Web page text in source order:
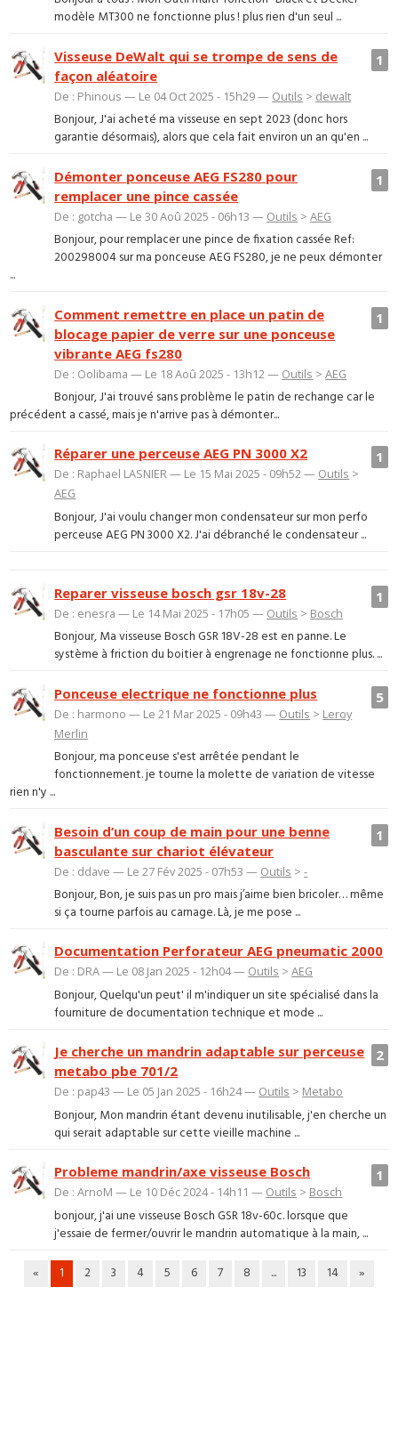
modèle MT300 ne fonctionne plus ! plus rien d'un seul ...
1
Visseuse DeWalt qui se trompe de sens de
façon aléatoire
De : Phinous — Le 04 Oct 2025 - 15h29 — Outils > dewalt
Bonjour, J'ai acheté ma visseuse en sept 2023 (donc hors
garantie désormais), alors que cela fait environ un an qu'en ...
1
Démonter ponceuse AEG FS280 pour
remplacer une pince cassée
De : gotcha — Le 30 Aoû 2025 - 06h13 — Outils >AEG
Bonjour, pour remplacer une pince de fixation cassée Ref:
200298004 sur ma ponceuse AEG FS280, je ne peux démonter
...
1
Comment remettre en place un patin de
blocage papier de verre sur une ponceuse
vibrante AEG fs280
De : Oolibama — Le 18 Aoû 2025 - 13h12 — Outils >AEG
Bonjour, J'ai trouvé sans problème le patin de rechange car le
précédent a cassé, mais je n'arrive pas à démonter...
1
Réparer une perceuse AEG PN 3000 X2
De : Raphael LASNIER — Le 15 Mai 2025 - 09h52 — Outils >
AEG
Bonjour, J'ai voulu changer mon condensateur sur mon perfo
perceuse AEG PN 3000 X2. J'ai débranché le condensateur ...
1
Reparer visseuse bosch gsr 18v-28
De : enesra — Le 14 Mai 2025 - 17h05 — Outils > Bosch
Bonjour, Ma visseuse Bosch GSR 18V-28 est en panne. Le
système à friction du boitier à engrenage ne fonctionne plus. ...
5
Ponceuse electrique ne fonctionne plus
De : harmono — Le 21 Mar 2025 - 09h43 — Outils > Leroy
Merlin
Bonjour, ma ponceuse s'est arrêtée pendant le
fonctionnement. je tourne la molette de variation de vitesse
rien n'y ...
1
Besoin d’un coup de main pour une benne
basculante sur chariot élévateur
De : ddave — Le 27 Fév 2025 - 07h53 — Outils >-
Bonjour, Bon, je suis pas un pro mais j’aime bien bricoler… même
si ça tourne parfois au carnage. Là, je me pose ...
Documentation Perforateur AEG pneumatic 2000
De : DRA — Le 08 Jan 2025 - 12h04 — Outils >AEG
Bonjour, Quelqu'un peut' il m'indiquer un site spécialisé dans la
fourniture de documentation technique et mode ...
2
Je cherche un mandrin adaptable sur perceuse
metabo pbe 701/2
De : pap43 — Le 05 Jan 2025 - 16h24 — Outils > Metabo
Bonjour, Mon mandrin étant devenu inutilisable, j'en cherche un
qui serait adaptable sur cette vieille machine ...
1
Probleme mandrin/axe visseuse Bosch
De : ArnoM — Le 10 Déc 2024 - 14h11 — Outils > Bosch
bonjour, j'ai une visseuse Bosch GSR 18v-60c. lorsque que
j'essaie de fermer/ouvrir le mandrin automatique à la main, ...
« 1 2 3 4 5 6 7 8 ... 13 14 »